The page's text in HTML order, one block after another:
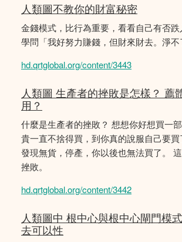
人類圖不教你的財富秘密
金錢模式，比行為重要，看看自己有否
學問「我好努力賺錢，但財來財去。淨不
hd.qrtglobal.org/content/3443
人類圖 生產者的挫敗是怎樣？ 薦
用？
什麼是生產者的挫敗？ 想想你好想買一
貴一直不捨得買，到你真的說服自己要買
發現無貨，停產，你以後也無法買了。
挫敗。
hd.qrtglobal.org/content/3442
人類圖中 根中心與根中心閘門模
去可以性